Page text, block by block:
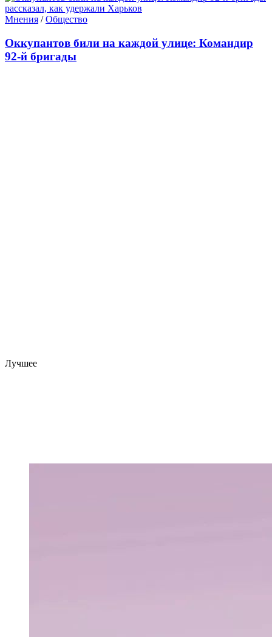
Мнения /Общество
Оккупантов били на каждой улице: Командир
92-й бригады
Лучшее